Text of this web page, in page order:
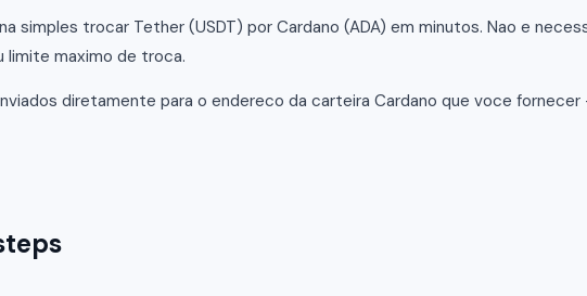
simples trocar Tether (USDT) por Cardano (ADA) em minutos. Nao e
limite maximo de troca.
diretamente para o endereco da carteira Cardano que voce fornecer